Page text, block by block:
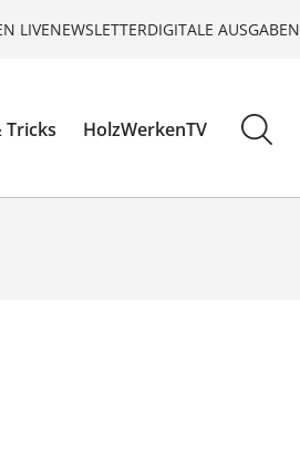
LIVENEWSLETTERDIGITALE AUSGABEN
Tricks HolzWerkenTV